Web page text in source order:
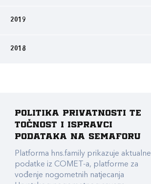
2019
2018
Politika privatnosti te
točnost i ispravci
podataka na Semaforu
Platforma hns.family prikazuje aktualne
podatke iz COMET-a, platforme za
vođenje nogometnih natjecanja